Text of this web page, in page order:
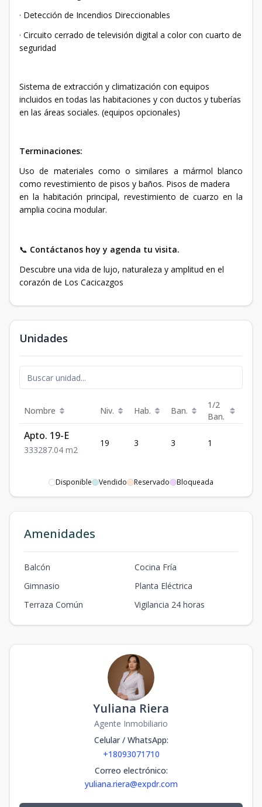
· Detección de Incendios Direccionables
· Circuito cerrado de televisión digital a color con cuarto de
seguridad
Sistema de extracción y climatización con equipos
incluidos en todas las habitaciones y con ductos y tuberías
en las áreas sociales. (equipos opcionales)
Terminaciones:
Uso de materiales como o similares a mármol blanco
como revestimiento de pisos y baños. Pisos de madera
en la habitación principal, revestimiento de cuarzo en la
amplia cocina modular.
📞 Contáctanos hoy y agenda tu visita.
Descubre una vida de lujo, naturaleza y amplitud en el
corazón de Los Cacicazgos
Unidades
Nombre Niv. Hab. Ban.
1/2
Ban.
Apto. 19-E
333287.04 m2
19 3 3 1
Disponible Vendido Reservado Bloqueada
Amenidades
Balcón
Cocina Fría
Gimnasio
Planta Eléctrica
Terraza Común
Vigilancia 24 horas
Yuliana Riera
Agente Inmobiliario
Celular / WhatsApp:
+18093071710
Correo electrónico:
yuliana.riera@expdr.com